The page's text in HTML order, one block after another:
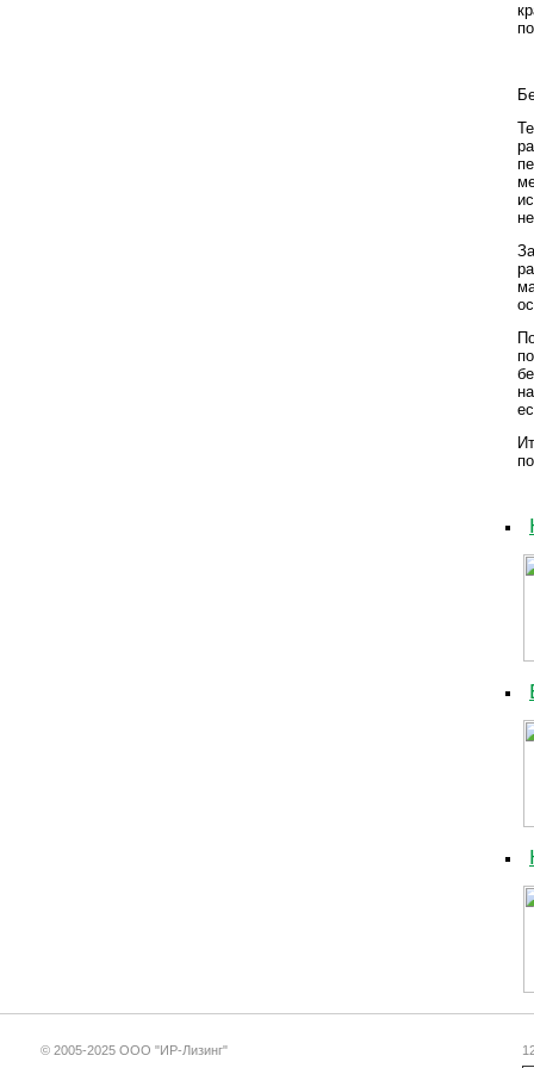
© 2005-2025 ООО "ИР-Лизинг"